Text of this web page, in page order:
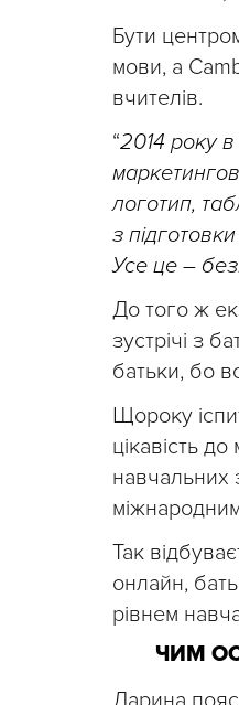
Бути
мови, а
вчителів.
“2014 року в
логотип,
з
Усе це –
До того ж
зустрічі з
батьки, бо
Щороку
цікавість
навчальних
Так
онлайн,
рівнем
ЧИМ